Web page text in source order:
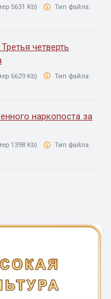
5631 Kb)
Тип файла:
четверть
6629 Kb)
Тип файла:
наркопоста за
1398 Kb)
Тип файла: